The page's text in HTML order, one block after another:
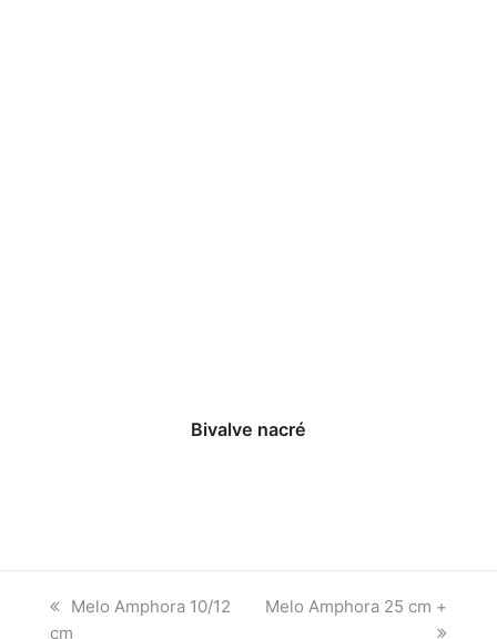
Bivalve nacré
previous
post:
Melo Amphora 10/12
cm
next
Melo Amphora 25 cm +